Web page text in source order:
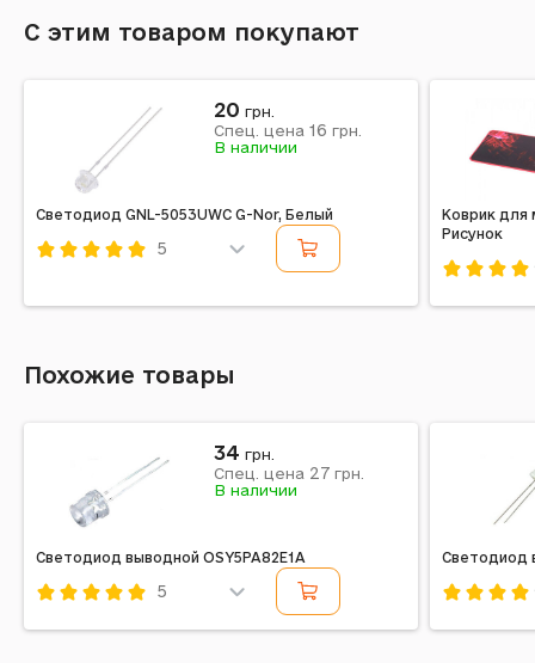
С этим товаром покупают
Светодиод GNL-5053UWC G-Nor, Белый
5
20 грн.
Спец. цена 16 грн.
В наличии
Коврик для
Рисунок
Похожие товары
Светодиод выводной OSY5PA82E1A
5
34 грн.
Спец. цена 27 грн.
В наличии
Светодиод